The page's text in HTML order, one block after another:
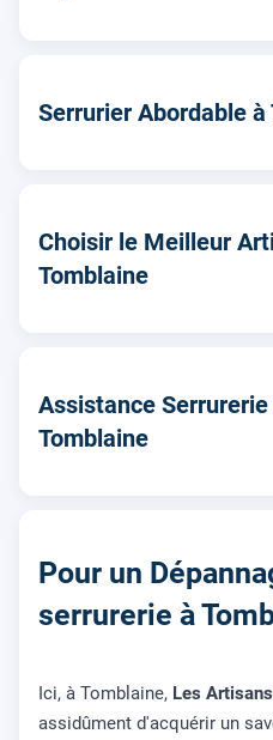
Serrurier Abordable à
Choisir le Meilleur
Tomblaine
Assistance
Tomblaine
Pour un
serrurerie à
Ici, à Tomblaine, Les
assidûment d'acquérir un